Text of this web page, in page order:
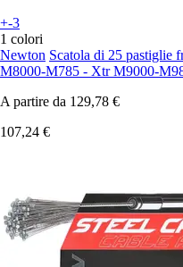
+-3
1 colori
Newton Scatola di 25 pastiglie
M8000-M785 - Xtr M9000-
A partire da 129,78 €
107,24 €